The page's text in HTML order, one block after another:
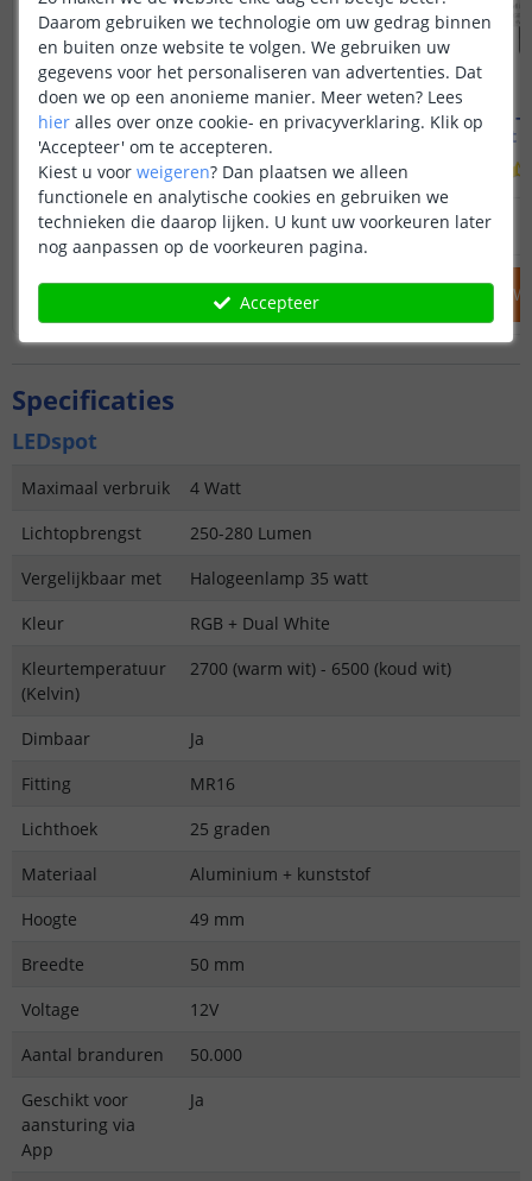
Wifi spot - MR16 fitting
4 watt - RGBWW
(2 reviews)
OP VOORRAAD 19 ,95
Wifi spot -
4 watt -
OP VOORRAAD
IN
Specificaties
LEDspot
Maximaal verbruik
4 Watt
Lichtopbrengst
250-280 Lumen
Vergelijkbaar met
Halogeenlamp 35 watt
Kleur
RGB + Dual White
Kleurtemperatuur
(Kelvin)
2700 (warm wit) - 6500 (koud wit)
Dimbaar
Ja
Fitting
MR16
Lichthoek
25 graden
Materiaal
Aluminium + kunststof
Hoogte
49 mm
Breedte
50 mm
Voltage
12V
Aantal branduren
50.000
Geschikt voor
aansturing via
App
Ja
Daarom gebruiken we technologie om uw gedrag binnen
en buiten onze website te volgen. We gebruiken uw
gegevens voor het personaliseren van advertenties. Dat
doen we op een anonieme manier. Meer weten? Lees
hier alles over onze cookie- en privacyverklaring. Klik op
'Accepteer' om te accepteren.
Kiest u voor weigeren? Dan plaatsen we alleen
functionele en analytische cookies en gebruiken we
technieken die daarop lijken. U kunt uw voorkeuren later
nog aanpassen op de voorkeuren pagina.
Accepteer